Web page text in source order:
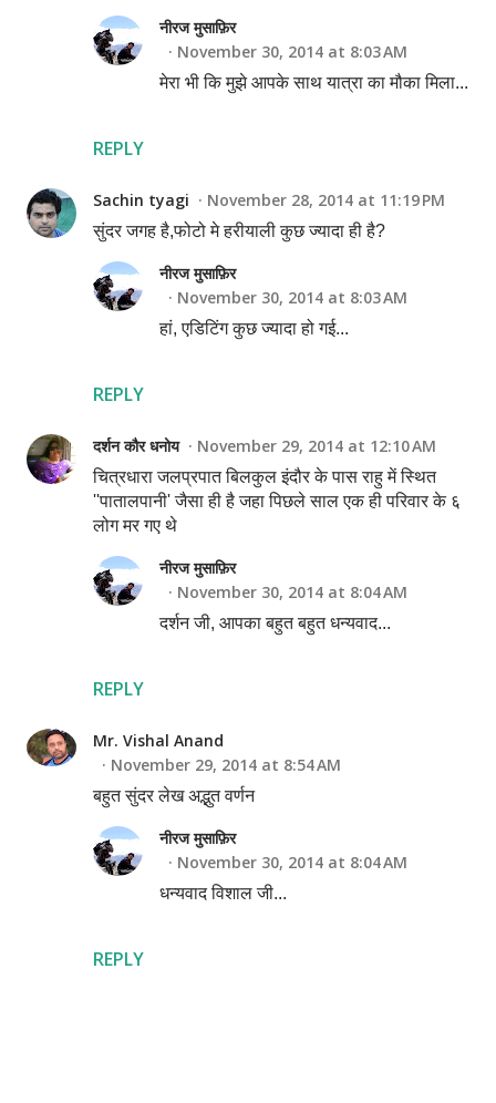
REPLY
नीरज मुसाफ़िर
November 30, 2014 at 8:03 AM
मेरा भी कि मुझे आपके साथ यात्रा का मौका मिला...
Sachin tyagi November 28, 2014 at 11:19 PM
सुंदर जगह है,फोटो मे हरीयाली कुछ ज्यादा ही है?
REPLY
नीरज मुसाफ़िर
November 30, 2014 at 8:03 AM
हां, एडिटिंग कुछ ज्यादा हो गई...
दर्शन कौर धनोय November 29, 2014 at 12:10 AM
चित्रधारा जलप्रपात बिलकुल इंदौर के पास राहु में स्थित
''पातालपानी' जैसा ही है जहा पिछले साल एक ही परिवार के ६
लोग मर गए थे
REPLY
नीरज मुसाफ़िर
November 30, 2014 at 8:04 AM
दर्शन जी, आपका बहुत बहुत धन्यवाद...
Mr. Vishal Anand
November 29, 2014 at 8:54 AM
बहुत सुंदर लेख अद्भुत वर्णन
REPLY
नीरज मुसाफ़िर
November 30, 2014 at 8:04 AM
धन्यवाद विशाल जी...